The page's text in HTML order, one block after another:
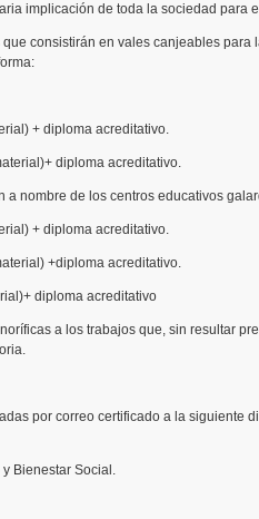
implicación de toda la sociedad para
consistirán en vales canjeables
+ diploma acreditativo.
diploma acreditativo.
a nombre de los centros educativos
+ diploma acreditativo.
+diploma acreditativo.
diploma acreditativo
a los trabajos que, sin resultar
por correo certificado a la siguiente
Bienestar Social.